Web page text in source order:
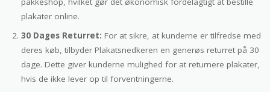
plakater online.
30 Dages Returret: For at sikre, at kunderne er tilfredse med
deres køb, tilbyder Plakatsnedkeren en generøs returret på 30
dage. Dette giver kunderne mulighed for at returnere plakater,
hvis de ikke lever op til forventningerne.